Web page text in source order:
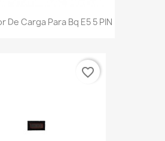
De Carga Para Bq E5 5 PIN
favorite_border